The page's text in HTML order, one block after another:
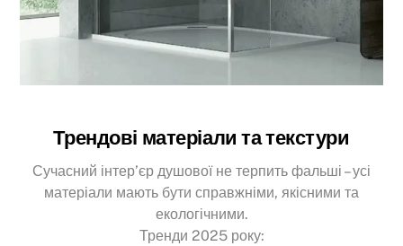
Трендові матеріали та текстури
Сучасний інтер’єр душової не терпить фальші – усі
матеріали мають бути справжніми, якісними та
екологічними.
Тренди 2025 року: